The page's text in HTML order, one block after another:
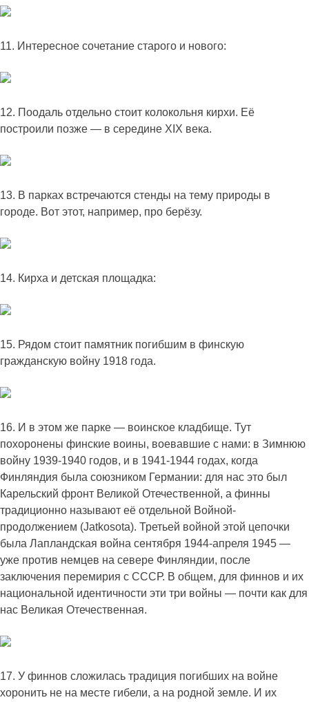
11. Интересное сочетание старого и нового:
12. Поодаль отдельно стоит колокольня кирхи. Её
построили позже — в середине XIX века.
13. В парках встречаются стенды на тему природы в
городе. Вот этот, например, про берёзу.
14. Кирха и детская площадка:
15. Рядом стоит памятник погибшим в финскую
гражданскую войну 1918 года.
16. И в этом же парке — воинское кладбище. Тут
похоронены финские воины, воевавшие с нами: в Зимнюю
войну 1939-1940 годов, и в 1941-1944 годах, когда
Финляндия была союзником Германии: для нас это был
Карельский фронт Великой Отечественной, а финны
традиционно называют её отдельной Войной-
продолжением (Jatkosota). Третьей войной этой цепочки
была Лапландская война сентября 1944-апреля 1945 —
уже против немцев на севере Финляндии, после
заключения перемирия с СССР. В общем, для финнов и их
национальной идентичности эти три войны — почти как для
нас Великая Отечественная.
17. У финнов сложилась традиция погибших на войне
хоронить не на месте гибели, а на родной земле. И их